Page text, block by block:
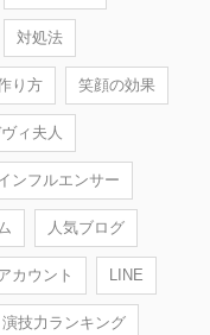
対処法
り方 笑顔の効果
ィ夫人
ンフルエンサー
人気ブログ
カウント LINE
演技力ランキング